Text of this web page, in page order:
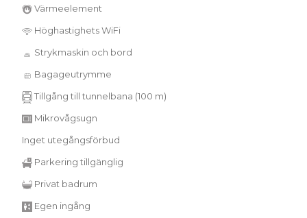
Värmeelement
Höghastighets WiFi
Strykmaskin och bord
Bagageutrymme
Tillgång till tunnelbana (100 m)
Mikrovågsugn
Inget utegångsförbud
Parkering tillgänglig
Privat badrum
Egen ingång